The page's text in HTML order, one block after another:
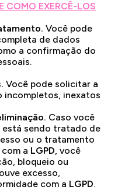
COMO EXERCÊ-LOS
Você pode
de dados
a confirmação do
Você pode solicitar a
incompletos, inexatos
Caso você
está sendo tratado de
ou o tratamento
a LGPD, você
bloqueio ou
excesso,
com a LGPD.